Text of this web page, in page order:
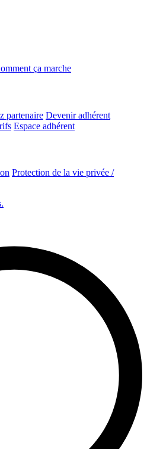
ça marche
partenaire Devenir adhérent
Espace adhérent
Protection de la vie privée /